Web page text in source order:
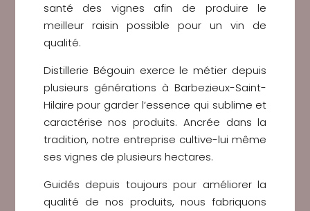
santé des vignes afin de produire le
meilleur raisin possible pour un vin de
qualité.
Distillerie Bégouin exerce le métier depuis
plusieurs générations à Barbezieux-Saint-
Hilaire pour garder l’essence qui sublime et
caractérise nos produits. Ancrée dans la
tradition, notre entreprise cultive-lui même
ses vignes de plusieurs hectares.
Guidés depuis toujours pour améliorer la
qualité de nos produits, nous fabriquons